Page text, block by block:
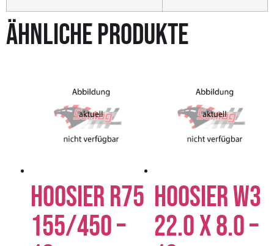
ÄHNLICHE PRODUKTE
HOOSIER R75
155/450 –
HOOSIER W3
22.0 X 8.0 –